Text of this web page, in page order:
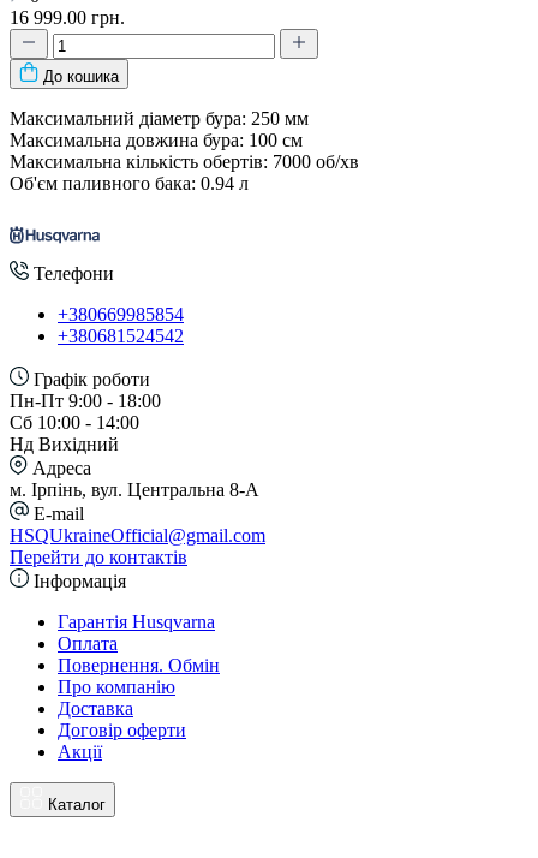
16 999.00 грн.
До кошика
Максимальний діаметр бура: 250 мм
Максимальна довжина бура: 100 см
Максимальна кількість обертів: 7000 об/хв
Об'єм паливного бака: 0.94 л
Телефони
+380669985854
+380681524542
Графік роботи
Пн-Пт 9:00 - 18:00
Сб 10:00 - 14:00
Нд Вихідний
Адреса
м. Ірпінь, вул. Центральна 8-А
E-mail
HSQUkraineOfficial@gmail.com
Перейти до контактів
Інформація
Гарантія Husqvarna
Оплата
Повернення. Обмін
Про компанію
Доставка
Договір оферти
Акції
Каталог